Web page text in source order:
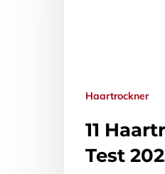
Haartrockner
11
Test